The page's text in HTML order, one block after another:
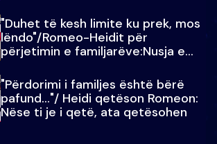
"Duhet të kesh limite ku prek, mos
lëndo"/Romeo-Heidit për
përjetimin e familjarëve:Nusja e
"Përdorimi i familjes është bërë
pafund…"/ Heidi qetëson Romeon:
Nëse ti je i qetë, ata qetësohen